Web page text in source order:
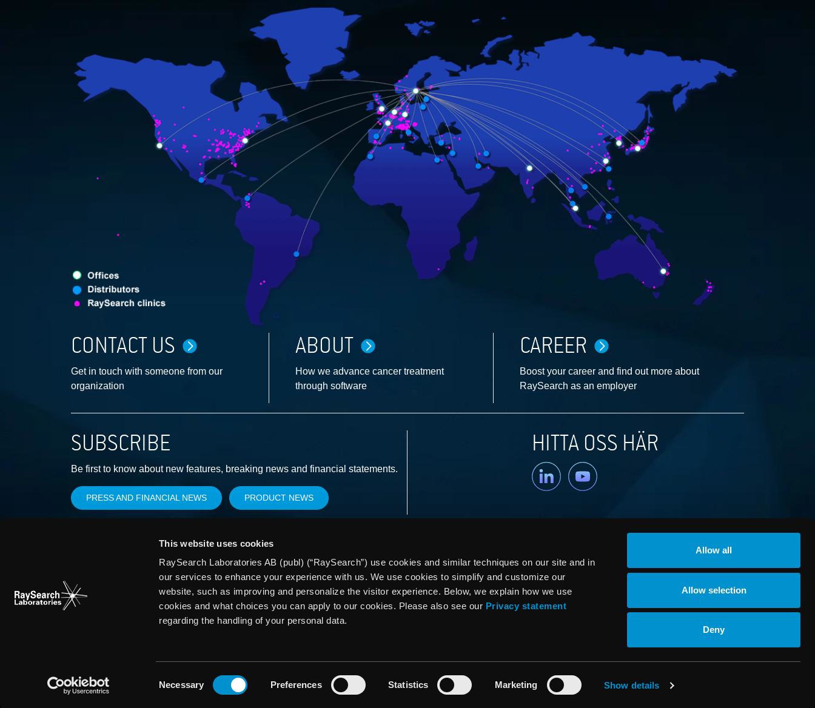
This website uses cookies
RaySearch Laboratories AB (publ) (“RaySearch”) use cookies and similar techniques on our site and in
our services to enhance your experience with us. We use cookies to simplify and customize our
website, such as improving and personalize the visitor experience. Below, we explain how we use
cookies and what choices you can apply to our cookies. Please also see our Privacy statement
regarding the handling of your personal data.
Necessary Preferences Statistics Marketing Show details
Allow all
Allow selection
Deny
CONTACT US
Get in touch with someone from our
organization
ABOUT
How we advance cancer treatment
through software
CAREER
Boost your career and find out more about
RaySearch as an employer
SUBSCRIBE
Be first to know about new features, breaking news and financial statements.
PRESS AND FINANCIAL NEWS PRODUCT NEWS
HITTA OSS HÄR
Linkedin YouTube
© RaySearch Laboratories 2026